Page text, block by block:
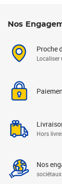
Nos
Proche
Localiser
Hors
Nos